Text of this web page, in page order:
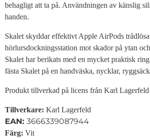
behagligt att ta på. Användningen av känslig
handen.
Skalet skyddar effektivt Apple AirPods trådlösa
hörlursdockningsstation mot skador på ytan
Skalet har berikats med en mycket praktisk
fästa Skalet på en handväska, nycklar,
Produkt tillverkad på licens från Karl Lagerfeld
Tillverkare: Karl Lagerfeld
EAN: 3666339087944
Färg: Vit